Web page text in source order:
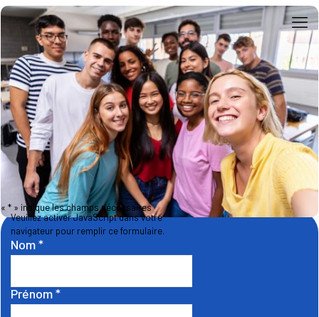
« * » indique les champs nécessaires
Veuillez activer JavaScript dans votre
navigateur pour remplir ce formulaire.
Nom*
Prénom*